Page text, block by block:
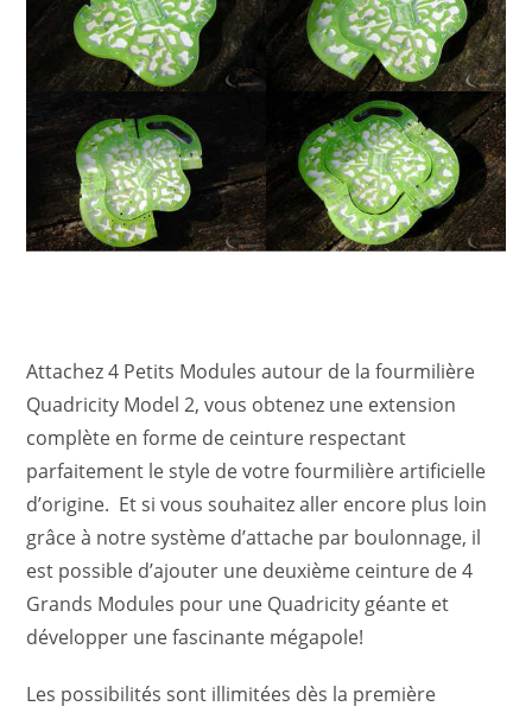
Attachez 4 Petits Modules autour de la fourmilière
Quadricity Model 2, vous obtenez une extension
complète en forme de ceinture respectant
parfaitement le style de votre fourmilière artificielle
d’origine. Et si vous souhaitez aller encore plus loin
grâce à notre système d’attache par boulonnage, il
est possible d’ajouter une deuxième ceinture de 4
Grands Modules pour une Quadricity géante et
développer une fascinante mégapole!
Les possibilités sont illimitées dès la première